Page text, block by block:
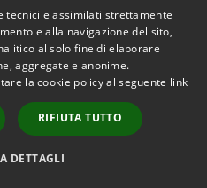
tecnici e assimilati strettamente
e alla navigazione del sito,
al solo fine di elaborare
aggregate e anonime.
la cookie policy al seguente link
RIFIUTA TUTTO
DETTAGLI